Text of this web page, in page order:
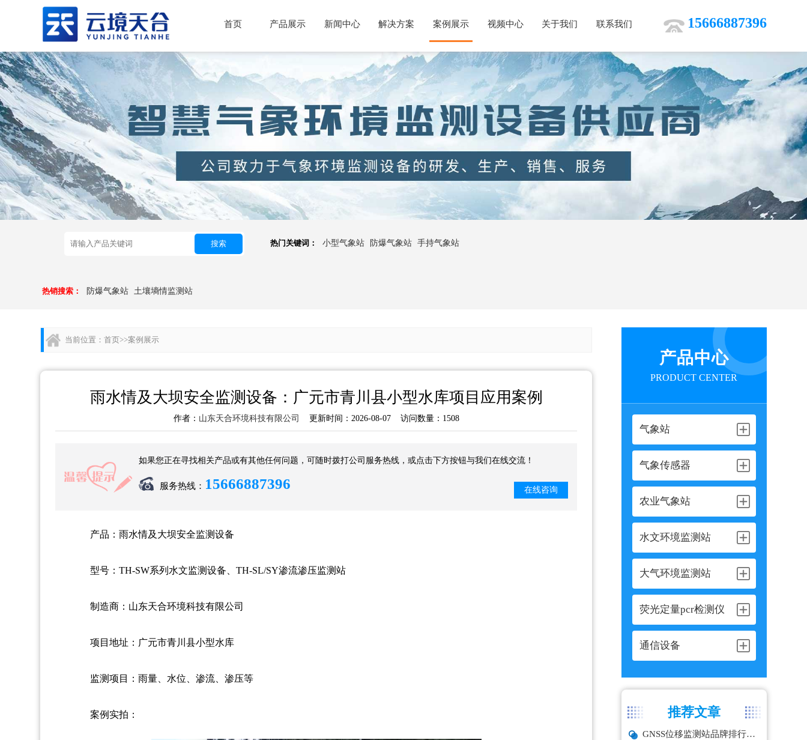
15666887396
首页 产品展示 新闻中心 解决方案 案例展示 视频中心 关于我们 联系我们
搜索 热门关键词： 小型气象站 防爆气象站 手持气象站
热销搜索： 防爆气象站 土壤墒情监测站
产品中心
PRODUCT CENTER
气象站
气象传感器
农业气象站
水文环境监测站
大气环境监测站
荧光定量pcr检测仪
通信设备
推荐文章
GNSS位移监测站品牌排行与选型推荐
当前位置：首页>>案例展示
雨水情及大坝安全监测设备：广元市青川县小型水库项目应用案例
作者： 山东天合环境科技有限公司 更新时间：2026-08-07 访问数量：1508
如果您正在寻找相关产品或有其他任何问题，可随时拨打公司服务热线，或点击下方按钮与我们在线交流！
服务热线： 15666887396 在线咨询
产品：雨水情及大坝安全监测设备
型号：TH-SW系列水文监测设备、TH-SL/SY渗流渗压监测站
制造商：山东天合环境科技有限公司
项目地址：广元市青川县小型水库
监测项目：雨量、水位、渗流、渗压等
案例实拍：